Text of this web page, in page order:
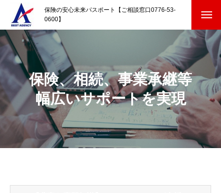
保険の安心未来パスポート【ご相談窓口0776-53-
0600】
保険、相続、事業承継等
幅広いサポートを実現